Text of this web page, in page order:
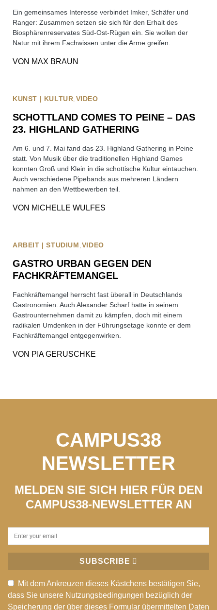
Ein gemeinsames Interesse verbindet Imker, Schäfer und
Ranger: Zusammen setzen sie sich für den Erhalt des
Biosphärenreservates Süd-Ost-Rügen ein. Sie wollen der
Natur mit ihrem Fachwissen unter die Arme greifen.
VON MAX BRAUN
KUNST | KULTUR VIDEO
SCHOTTLAND COMES TO PEINE – DAS
23. HIGHLAND GATHERING
Am 6. und 7. Mai fand das 23. Highland Gathering in Peine
statt. Von Musik über die traditionellen Highland Games
konnten Groß und Klein in die schottische Kultur eintauchen.
Auch verschiedene Pipebands aus mehreren Ländern
nahmen an den Wettbewerben teil.
VON MICHELLE WULFES
ARBEIT | STUDIUM VIDEO
GASTRO URBAN GEGEN DEN
FACHKRÄFTEMANGEL
Fachkräftemangel herrscht fast überall in Deutschlands
Gastronomien. Auch Alexander Scharf hatte in seinem
Gastrounternehmen damit zu kämpfen, doch mit einem
radikalen Umdenken in der Führungsetage konnte er dem
Fachkräftemangel entgegenwirken.
VON PIA GERUSCHKE
CAMPUS38
NEWSLETTER
MELDEN SIE SICH HIER FÜR DEN
CAMPUS38-NEWSLETTER AN
SUBSCRIBE
Mit dem Ankreuzen dieses Kästchens bestätigen Sie,
dass Sie unsere Nutzungsbedingungen bezüglich der
Speicherung der über dieses Formular übermittelten Daten